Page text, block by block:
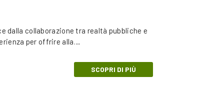
dalla collaborazione tra realtà pubbliche e
per offrire alla…
SCOPRI DI PIÙ